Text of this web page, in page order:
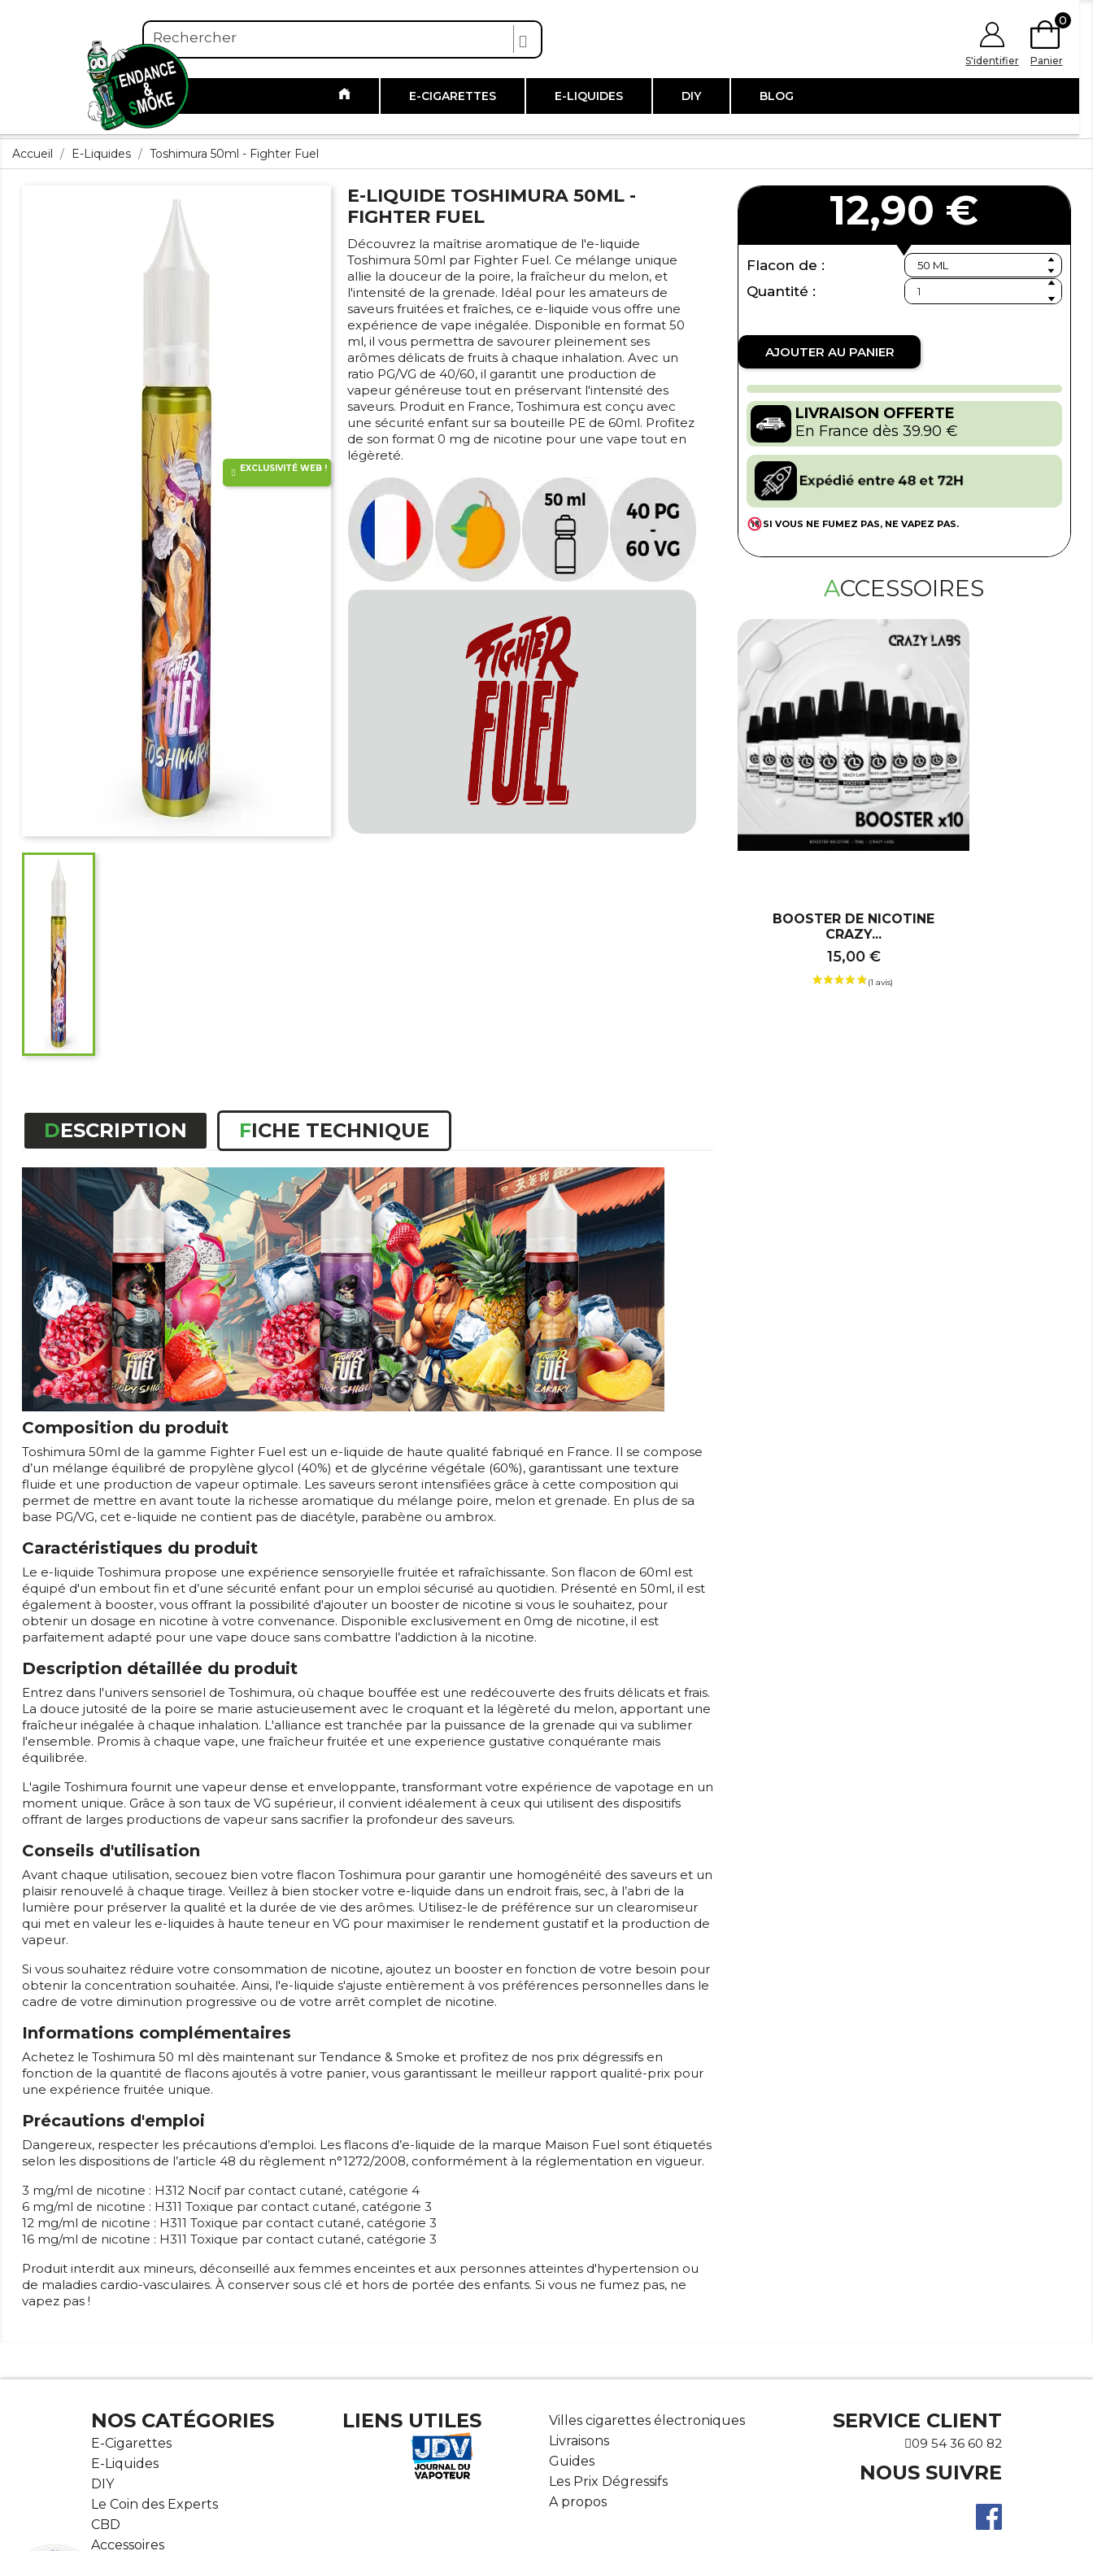
E-CIGARETTES E-LIQUIDES DIY BLOG
S'identifier
0
Panier
Accueil E-Liquides Toshimura 50ml - Fighter Fuel
EXCLUSIVITÉ WEB !
E-LIQUIDE TOSHIMURA 50ML -
FIGHTER FUEL
Découvrez la maîtrise aromatique de l'e-liquide
Toshimura 50ml par Fighter Fuel. Ce mélange unique
allie la douceur de la poire, la fraîcheur du melon, et
l'intensité de la grenade. Idéal pour les amateurs de
saveurs fruitées et fraîches, ce e-liquide vous offre une
expérience de vape inégalée. Disponible en format 50
ml, il vous permettra de savourer pleinement ses
arômes délicats de fruits à chaque inhalation. Avec un
ratio PG/VG de 40/60, il garantit une production de
vapeur généreuse tout en préservant l'intensité des
saveurs. Produit en France, Toshimura est conçu avec
une sécurité enfant sur sa bouteille PE de 60ml. Profitez
de son format 0 mg de nicotine pour une vape tout en
légèreté.
DESCRIPTION FICHE TECHNIQUE
Composition du produit
Toshimura 50ml de la gamme Fighter Fuel est un e-liquide de haute qualité fabriqué en France. Il se compose
d’un mélange équilibré de propylène glycol (40%) et de glycérine végétale (60%), garantissant une texture
fluide et une production de vapeur optimale. Les saveurs seront intensifiées grâce à cette composition qui
permet de mettre en avant toute la richesse aromatique du mélange poire, melon et grenade. En plus de sa
base PG/VG, cet e-liquide ne contient pas de diacétyle, parabène ou ambrox.
Caractéristiques du produit
Le e-liquide Toshimura propose une expérience sensoryielle fruitée et rafraîchissante. Son flacon de 60ml est
équipé d'un embout fin et d’une sécurité enfant pour un emploi sécurisé au quotidien. Présenté en 50ml, il est
également à booster, vous offrant la possibilité d'ajouter un booster de nicotine si vous le souhaitez, pour
obtenir un dosage en nicotine à votre convenance. Disponible exclusivement en 0mg de nicotine, il est
parfaitement adapté pour une vape douce sans combattre l’addiction à la nicotine.
Description détaillée du produit
Entrez dans l'univers sensoriel de Toshimura, où chaque bouffée est une redécouverte des fruits délicats et frais.
La douce jutosité de la poire se marie astucieusement avec le croquant et la légèreté du melon, apportant une
fraîcheur inégalée à chaque inhalation. L'alliance est tranchée par la puissance de la grenade qui va sublimer
l'ensemble. Promis à chaque vape, une fraîcheur fruitée et une experience gustative conquérante mais
équilibrée.
L'agile Toshimura fournit une vapeur dense et enveloppante, transformant votre expérience de vapotage en un
moment unique. Grâce à son taux de VG supérieur, il convient idéalement à ceux qui utilisent des dispositifs
offrant de larges productions de vapeur sans sacrifier la profondeur des saveurs.
Conseils d'utilisation
Avant chaque utilisation, secouez bien votre flacon Toshimura pour garantir une homogénéité des saveurs et un
plaisir renouvelé à chaque tirage. Veillez à bien stocker votre e-liquide dans un endroit frais, sec, à l’abri de la
lumière pour préserver la qualité et la durée de vie des arômes. Utilisez-le de préférence sur un clearomiseur
qui met en valeur les e-liquides à haute teneur en VG pour maximiser le rendement gustatif et la production de
vapeur.
Si vous souhaitez réduire votre consommation de nicotine, ajoutez un booster en fonction de votre besoin pour
obtenir la concentration souhaitée. Ainsi, l'e-liquide s'ajuste entièrement à vos préférences personnelles dans le
cadre de votre diminution progressive ou de votre arrêt complet de nicotine.
Informations complémentaires
Achetez le Toshimura 50 ml dès maintenant sur Tendance & Smoke et profitez de nos prix dégressifs en
fonction de la quantité de flacons ajoutés à votre panier, vous garantissant le meilleur rapport qualité-prix pour
une expérience fruitée unique.
Précautions d'emploi
Dangereux, respecter les précautions d’emploi. Les flacons d’e-liquide de la marque Maison Fuel sont étiquetés
selon les dispositions de l’article 48 du règlement n°1272/2008, conformément à la réglementation en vigueur.
3 mg/ml de nicotine : H312 Nocif par contact cutané, catégorie 4
6 mg/ml de nicotine : H311 Toxique par contact cutané, catégorie 3
12 mg/ml de nicotine : H311 Toxique par contact cutané, catégorie 3
16 mg/ml de nicotine : H311 Toxique par contact cutané, catégorie 3
Produit interdit aux mineurs, déconseillé aux femmes enceintes et aux personnes atteintes d'hypertension ou
de maladies cardio-vasculaires. À conserver sous clé et hors de portée des enfants. Si vous ne fumez pas, ne
vapez pas !
12,90 €
Flacon de :
Quantité :
AJOUTER AU PANIER
LIVRAISON OFFERTE
En France dès 39.90 €
SI VOUS NE FUMEZ PAS, NE VAPEZ PAS.
ACCESSOIRES
BOOSTER DE NICOTINE
CRAZY...
15,00 €
NOS CATÉGORIES
E-Cigarettes
E-Liquides
DIY
Le Coin des Experts
CBD
Accessoires
LIENS UTILES
Villes cigarettes électroniques
Livraisons
Guides
Les Prix Dégressifs
A propos
SERVICE CLIENT
09 54 36 60 82
NOUS SUIVRE